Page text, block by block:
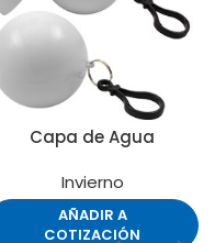
Capa de Agua
Invierno
AÑADIR A
COTIZACIÓN